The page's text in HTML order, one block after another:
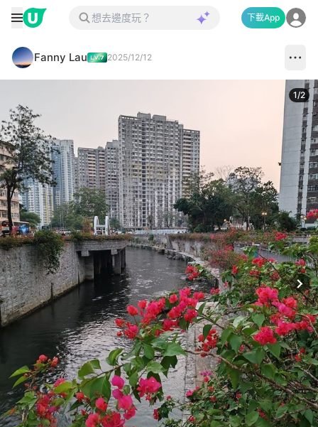
下載App
Fanny Lau 2025/12/12
1/2